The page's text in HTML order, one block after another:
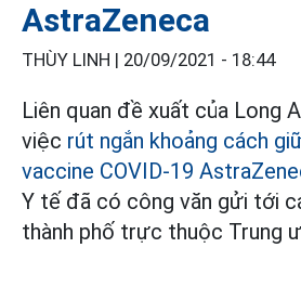
AstraZeneca
THÙY LINH | 20/09/2021 - 18:44
Liên quan đề xuất của Long
việc rút ngắn khoảng cách
vaccine COVID-19
Y tế đã có công văn gửi tới
thành phố trực thuộc Trung